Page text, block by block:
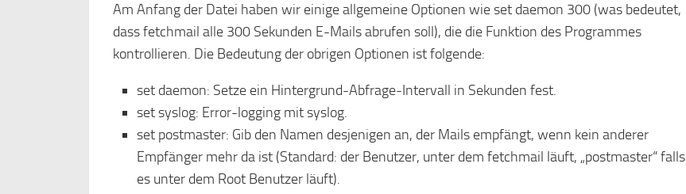
Am Anfang der Datei haben wir einige allgemeine Optionen wie set daemon 300 (was bedeutet,
dass fetchmail alle 300 Sekunden E-Mails abrufen soll), die die Funktion des Programmes
kontrollieren. Die Bedeutung der obrigen Optionen ist folgende:
set daemon: Setze ein Hintergrund-Abfrage-Intervall in Sekunden fest.
set syslog: Error-logging mit syslog.
set postmaster: Gib den Namen desjenigen an, der Mails empfängt, wenn kein anderer
Empfänger mehr da ist (Standard: der Benutzer, unter dem fetchmail läuft, „postmaster“ falls
es unter dem Root Benutzer läuft).